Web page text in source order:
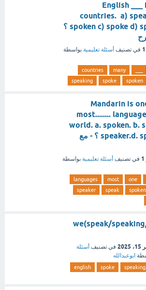
English ___
countries. a)
spoken c) spoke d) speaking ؟
في تصنيف أسئلة تعليمية بواسطة
many
countries
spoken
spoke
speaking
Mandarin is
most........
world. a. spoken. b.
speaker.d. speaking ؟ - مع
في تصنيف أسئلة تعليمية بواسطة
one
most
languages
spoken
speak
speaker
we(speak/
في تصنيف أسئلة
ابوعبدالله
speaking
spoke
english